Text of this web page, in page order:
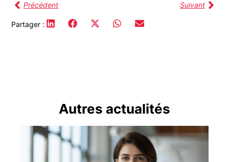
Précédent Suivant
Partager :
Autres actualités